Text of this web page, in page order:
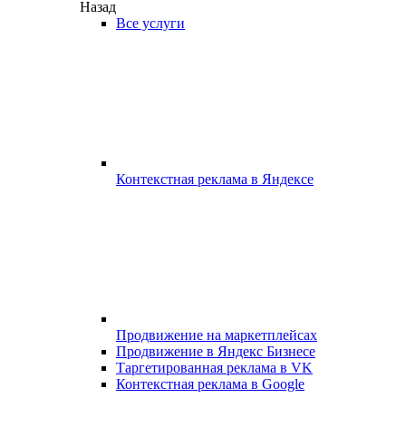
Назад
Все услуги
Контекстная реклама в Яндексе
Продвижение на маркетплейсах
Продвижение в Яндекс Бизнесе
Таргетированная реклама в VK
Контекстная реклама в Google